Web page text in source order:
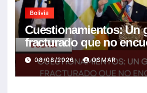
Bolivia
Cuestionamientos: Un
fracturado que no
soluciones a la crisis
08/08/2026 OSMAR